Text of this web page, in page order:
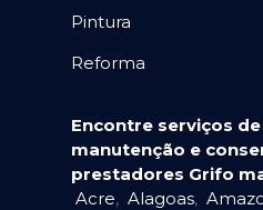
Pintura
Reforma
Encontre serviços
manutenção e
prestadores Grifo
Acre, Alagoas,